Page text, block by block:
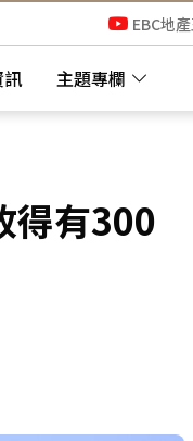
訊 主題專欄
EBC地
得有300